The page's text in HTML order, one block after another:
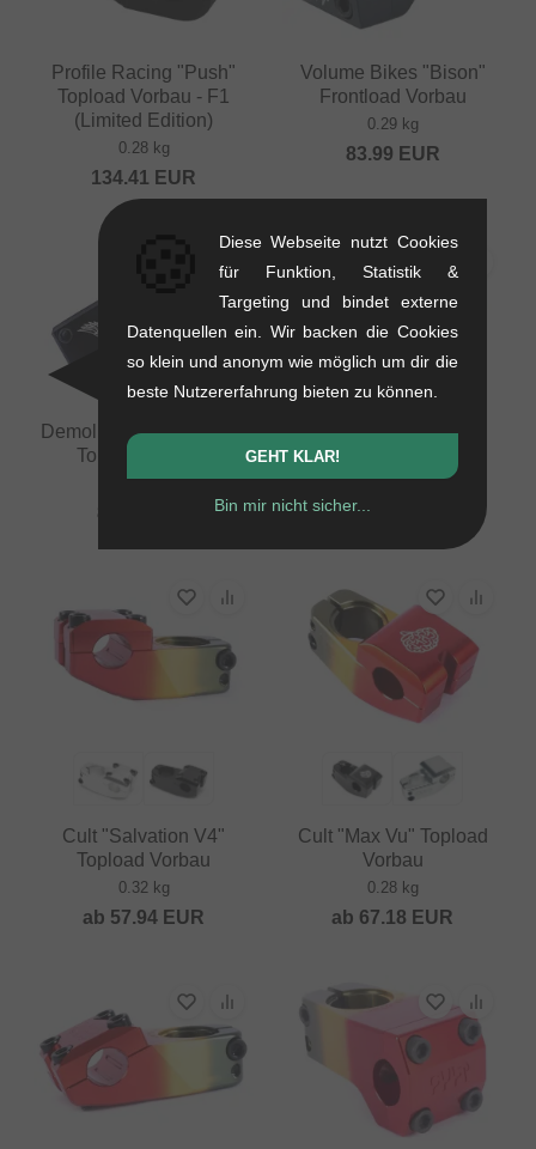
Profile Racing "Push"
Topload Vorbau - F1
(Limited Edition)
0.28 kg
134.41 EUR
Volume Bikes "Bison"
Frontload Vorbau
0.29 kg
83.99 EUR
Demolition "Josh Dove "
Topload Vorbau
0.32 kg
Demolition "Peraza "
Frontload Vorbau
0.29 kg
83.99
Cult "Salvation V4"
Topload Vorbau
0.32 kg
ab 57.94 EUR
Cult "Max Vu" Topload
Vorbau
0.28 kg
ab 67.18 EUR
Diese Webseite nutzt Cookies
für Funktion, Statistik &
Targeting und bindet externe
Datenquellen ein. Wir backen die Cookies
so klein und anonym wie möglich um dir die
beste Nutzererfahrung bieten zu können.
GEHT KLAR!
Bin mir nicht sicher...